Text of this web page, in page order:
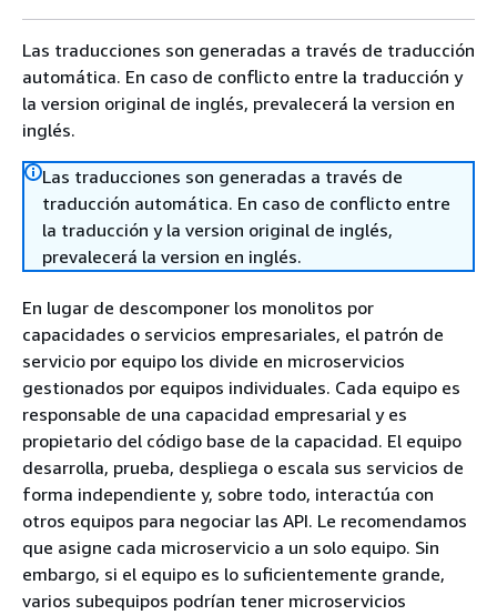
Las traducciones son generadas a través de traducción
automática. En caso de conflicto entre la traducción y
la version original de inglés, prevalecerá la version en
inglés.
Las traducciones son generadas a través de
traducción automática. En caso de conflicto entre
la traducción y la version original de inglés,
prevalecerá la version en inglés.
En lugar de descomponer los monolitos por
capacidades o servicios empresariales, el patrón de
servicio por equipo los divide en microservicios
gestionados por equipos individuales. Cada equipo es
responsable de una capacidad empresarial y es
propietario del código base de la capacidad. El equipo
desarrolla, prueba, despliega o escala sus servicios de
forma independiente y, sobre todo, interactúa con
otros equipos para negociar las API. Le recomendamos
que asigne cada microservicio a un solo equipo. Sin
embargo, si el equipo es lo suficientemente grande,
varios subequipos podrían tener microservicios